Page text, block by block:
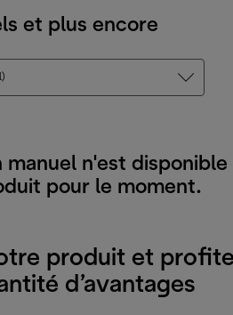
et plus encore
manuel n'est disponible
pour le moment.
produit et
d’avantages